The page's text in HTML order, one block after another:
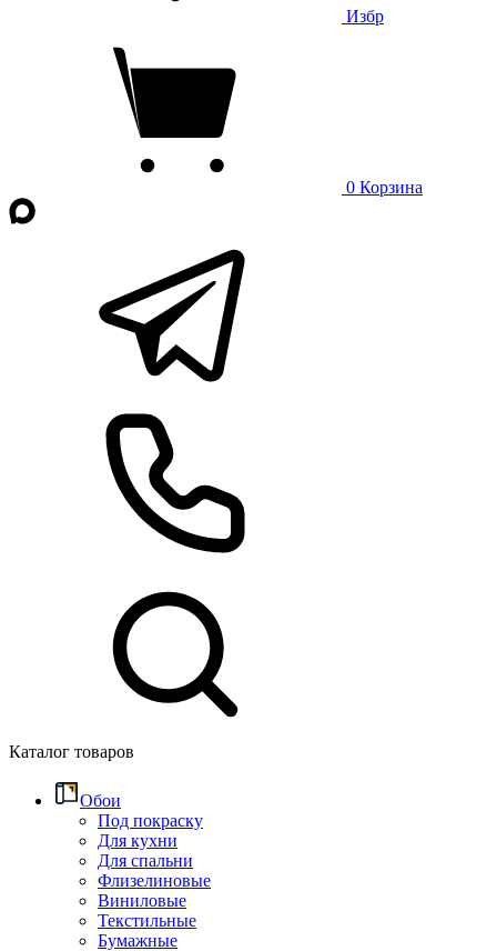
Избр
0 Корзина
Каталог товаров
Обои
Под покраску
Для кухни
Для спальни
Флизелиновые
Виниловые
Текстильные
Бумажные